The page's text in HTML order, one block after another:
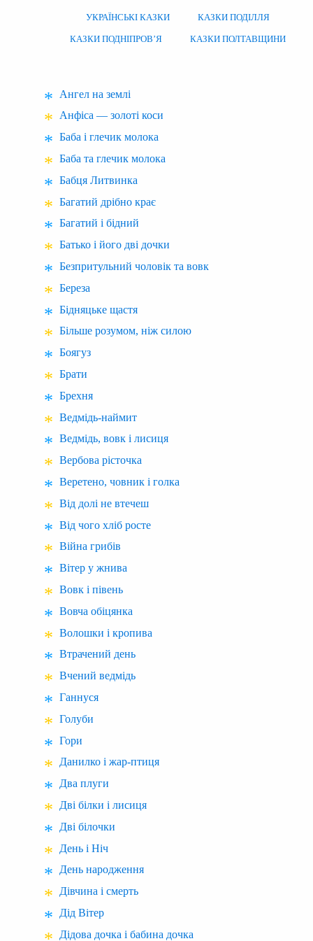
УКРАЇНСЬКІ КАЗКИ КАЗКИ ПОДІЛЛЯ
КАЗКИ ПОДНІПРОВ’Я КАЗКИ ПОЛТАВЩИНИ
Ангел на землі
Анфіса — золоті коси
Баба і глечик молока
Баба та глечик молока
Бабця Литвинка
Багатий дрібно крає
Багатий і бідний
Батько і його дві дочки
Безпритульний чоловік та вовк
Береза
Бідняцьке щастя
Більше розумом, ніж силою
Боягуз
Брати
Брехня
Ведмідь-наймит
Ведмідь, вовк і лисиця
Вербова рісточка
Веретено, човник і голка
Від долі не втечеш
Від чого хліб росте
Війна грибів
Вітер у жнива
Вовк і півень
Вовча обіцянка
Волошки і кропива
Втрачений день
Вчений ведмідь
Ганнуся
Голуби
Гори
Данилко і жар-птиця
Два плуги
Дві білки і лисиця
Дві білочки
День і Ніч
День народження
Дівчина і смерть
Дід Вітер
Дідова дочка і бабина дочка